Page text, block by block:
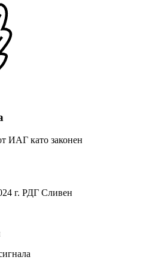
ИАГ като законен
г. РДГ Сливен